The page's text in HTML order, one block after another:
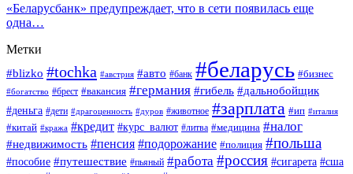
«Беларусбанк» предупреждает, что в сети появилась еще
одна…
Метки
#blizko #tochka #австрия #авто #банк #беларусь #бизнес
#богатство #брест #вакансия #германия #гибель #дальнобойщик
#деньга #дети #драгоценность #дуров #животное #зарплата #ип #италия
#китай #кража #кредит #курс_валют #литва #медицина #налог
#недвижимость #пенсия #подорожание #полиция #польша
#пособие #путешествие #пьяный #работа #россия #сигарета #сша